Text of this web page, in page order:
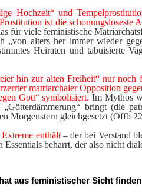
Hochzeit“ und
ist die
für viele feministische
alters her immer wieder
Heiraten und tabuisierte
hin zur alten Freiheit“ nur
matriarchaler Opposition
Gott“ symbolisiert. Im Mythos
bringt (die
Morgenstern gleichgesetzt (Offb
enthält– der bei Verstand
beharrt, der also nicht
aus feministischer Sicht